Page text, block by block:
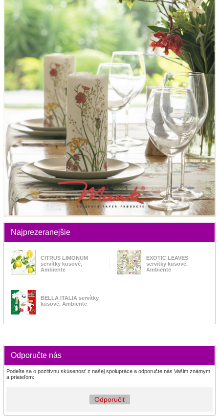
Najprezeranejšie
CITRUS LIMONUM
servítky kusové,
Ambiente
EXOTIC LEAVES
servítky kusové,
Ambiente
BELLA ITALIA servítky
kusové, Ambiente
Odporučte nás
Podeľte sa o pozitívnu skúsenosť z našej spolupráce a odporučte nás Vašim známym
a priateľom:
Odporučiť